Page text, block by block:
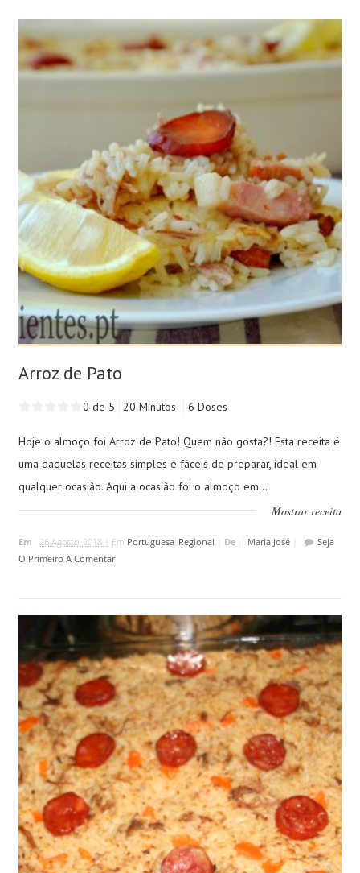
Arroz de Pato
0 de 5 20 Minutos 6 Doses
Hoje o almoço foi Arroz de Pato! Quem não gosta?! Esta receita é
uma daquelas receitas simples e fáceis de preparar, ideal em
qualquer ocasião. Aqui a ocasião foi o almoço em...
Mostrar receita
Em 26 Agosto, 2018 | Em Portuguesa, Regional De Maria José|
Seja
O Primeiro A Comentar